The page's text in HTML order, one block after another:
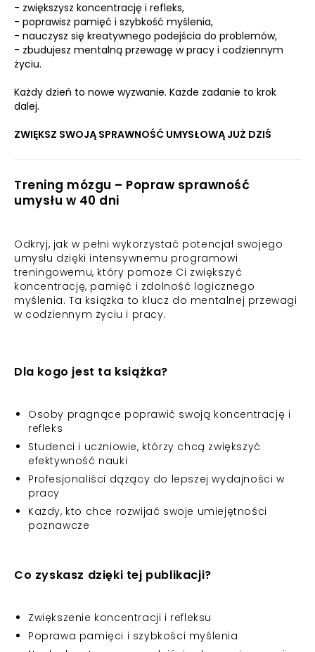
- zwiększysz koncentrację i refleks,
- poprawisz pamięć i szybkość myślenia,
- nauczysz się kreatywnego podejścia do problemów,
- zbudujesz mentalną przewagę w pracy i codziennym
życiu.
Każdy dzień to nowe wyzwanie. Każde zadanie to krok
dalej.
ZWIĘKSZ SWOJĄ SPRAWNOŚĆ UMYSŁOWĄ JUŻ DZIŚ
Trening mózgu – Popraw sprawność
umysłu w 40 dni
Odkryj, jak w pełni wykorzystać potencjał swojego
umysłu dzięki intensywnemu programowi
treningowemu, który pomoże Ci zwiększyć
koncentrację, pamięć i zdolność logicznego
myślenia. Ta książka to klucz do mentalnej przewagi
w codziennym życiu i pracy.
Dla kogo jest ta książka?
Osoby pragnące poprawić swoją koncentrację i
refleks
Studenci i uczniowie, którzy chcą zwiększyć
efektywność nauki
Profesjonaliści dążący do lepszej wydajności w
pracy
Każdy, kto chce rozwijać swoje umiejętności
poznawcze
Co zyskasz dzięki tej publikacji?
Zwiększenie koncentracji i refleksu
Poprawa pamięci i szybkości myślenia